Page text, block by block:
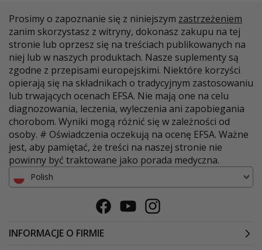
Prosimy o zapoznanie się z niniejszym zastrzeżeniem
zanim skorzystasz z witryny, dokonasz zakupu na tej
stronie lub oprzesz się na treściach publikowanych na
niej lub w naszych produktach. Nasze suplementy są
zgodne z przepisami europejskimi. Niektóre korzyści
opierają się na składnikach o tradycyjnym zastosowaniu
lub trwających ocenach EFSA. Nie mają one na celu
diagnozowania, leczenia, wyleczenia ani zapobiegania
chorobom. Wyniki mogą różnić się w zależności od
osoby. # Oświadczenia oczekują na ocenę EFSA. Ważne
jest, aby pamiętać, że treści na naszej stronie nie
powinny być traktowane jako porada medyczna.
Polish
FacebookYoutubeInstagram
INFORMACJE O FIRMIE